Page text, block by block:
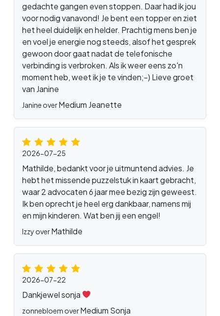
gedachte gangen even stoppen. Daar had ik jou
voor nodig vanavond! Je bent een topper en ziet
het heel duidelijk en helder. Prachtig mens ben je
en voel je energie nog steeds, alsof het gesprek
gewoon door gaat nadat de telefonische
verbinding is verbroken. Als ik weer eens zo'n
moment heb, weet ik je te vinden;-) Lieve groet
van Janine
Janine overMedium Jeanette
2026-07-25
Mathilde, bedankt voor je uitmuntend advies. Je
hebt het missende puzzelstuk in kaart gebracht,
waar 2 advocaten 6 jaar mee bezig zijn geweest.
Ik ben oprecht je heel erg dankbaar, namens mij
en mijn kinderen. Wat ben jij een engel!
Izzy overMathilde
2026-07-22
Dankjewel sonja
zonnebloem overMedium Sonja